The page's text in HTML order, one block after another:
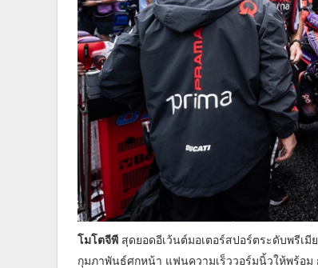
โมโตจีพี สุดยอดอีเว้นต์มอเตอร์สปอร์ตระดับพรีเ
กุมภาพันธ์ศกหน้า แฟนความเร็ววอร์มนิ้วให้พร้อม